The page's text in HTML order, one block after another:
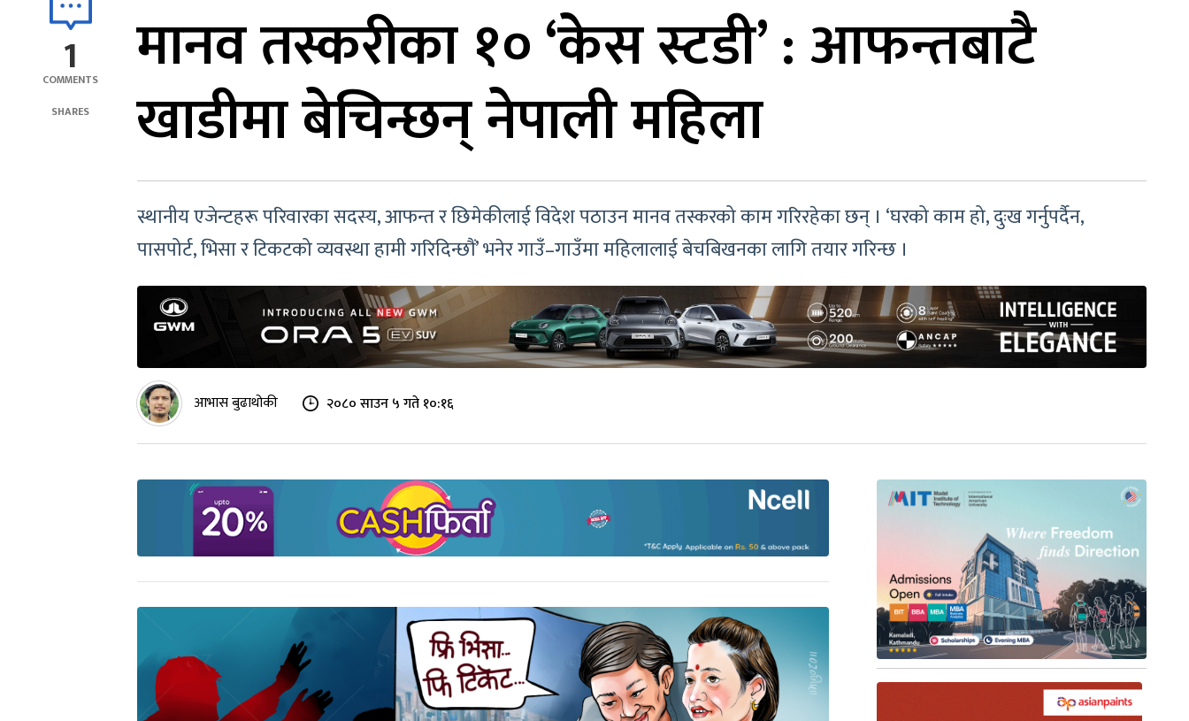
1
COMMENTS
SHARES
मानव तस्करीका १० ‘केस स्टडी’ : आफन्तबाटै
खाडीमा बेचिन्छन् नेपाली महिला
स्थानीय एजेन्टहरू परिवारका सदस्य, आफन्त र छिमेकीलाई विदेश पठाउन मानव तस्करको काम गरिरहेका छन् । ‘घरको काम हो, दुःख गर्नुपर्दैन,
पासपोर्ट, भिसा र टिकटको व्यवस्था हामी गरिदिन्छौं’ भनेर गाउँ–गाउँमा महिलालाई बेचबिखनका लागि तयार गरिन्छ ।
आभास बुढाथोकी २०८० साउन ५ गते १०:१६